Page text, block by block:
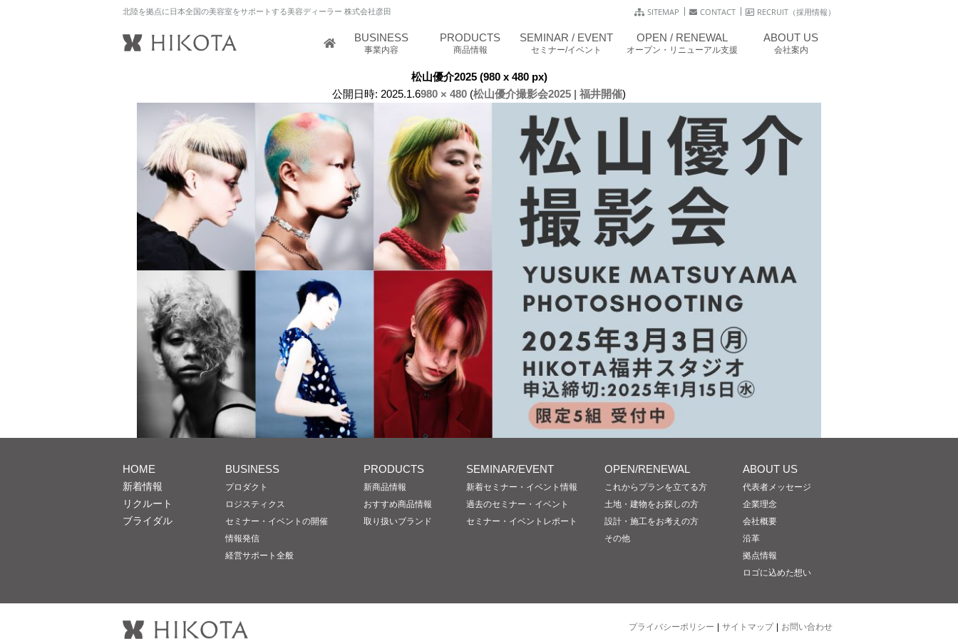
北陸を拠点に日本全国の美容室をサポートする美容ディーラー 株式会社彦田 SITEMAP CONTACT RECRUIT（採用情報）
BUSINESS
事業内容
PRODUCTS
商品情報
SEMINAR / EVENT
セミナー/イベント
OPEN / RENEWAL
オープン・リニューアル支援
ABOUT US
会社案内
松山優介2025 (980 x 480 px)
公開日時: 2025.1.6980 × 480 (松山優介撮影会2025 | 福井開催)
HOME
新着情報
リクルート
ブライダル
BUSINESS
プロダクト
ロジスティクス
セミナー・イベントの開催
情報発信
経営サポート全般
PRODUCTS
新商品情報
おすすめ商品情報
取り扱いブランド
SEMINAR/EVENT
新着セミナー・イベント情報
過去のセミナー・イベント
セミナー・イベントレポート
OPEN/RENEWAL
これからプランを立てる方
土地・建物をお探しの方
設計・施工をお考えの方
その他
ABOUT US
代表者メッセージ
企業理念
会社概要
沿革
拠点情報
ロゴに込めた想い
プライバシーポリシー サイトマップ お問い合わせ